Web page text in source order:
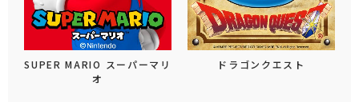
SUPER MARIO スーパーマリ
オ
ドラゴンクエスト